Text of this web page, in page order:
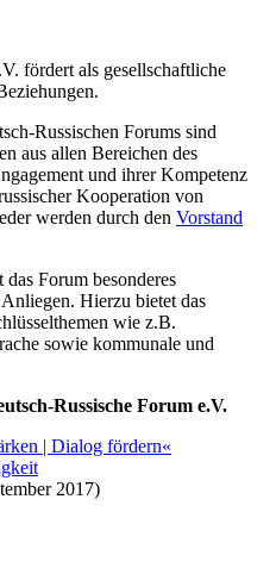
fördert als gesellschaftliche
Russischen Forums sind
aus allen Bereichen des
und ihrer Kompetenz
Kooperation von
werden durch den Vorstand
Forum besonderes
Hierzu bietet das
wie z.B.
sowie kommunale und
Russische Forum e.V.
| Dialog fördern«
2017)